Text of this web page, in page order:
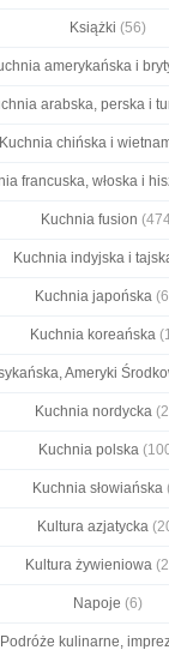
Książki (56)
amerykańska i
arabska, perska i
Kuchnia chińska i
francuska, włoska i
Kuchnia fusion
Kuchnia indyjska i
Kuchnia japońska
Kuchnia koreańska
Ameryki
Kuchnia nordycka
Kuchnia polska
Kuchnia słowiańska
Kultura azjatycka
Kultura żywieniowa
Napoje (6)
Podróże kulinarne,